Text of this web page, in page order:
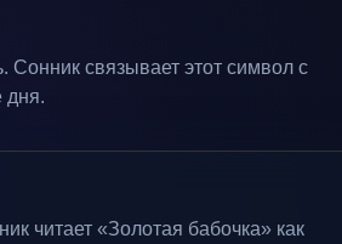
Сонник связывает этот символ с
дня.
читает «Золотая бабочка» как